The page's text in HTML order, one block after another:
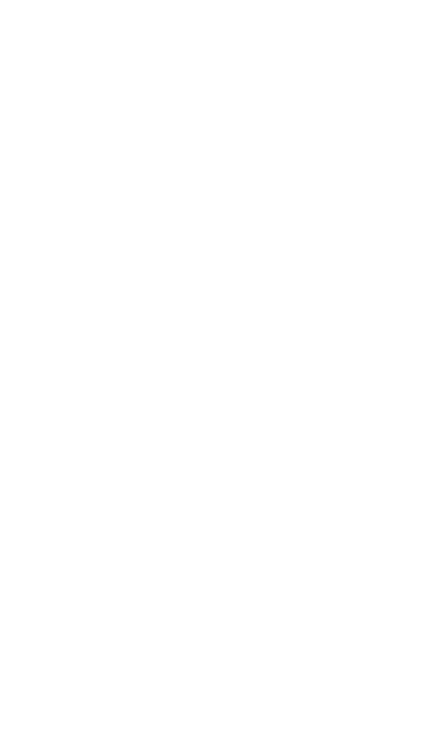
Kanzleien
Weitblick
Architekturbüros